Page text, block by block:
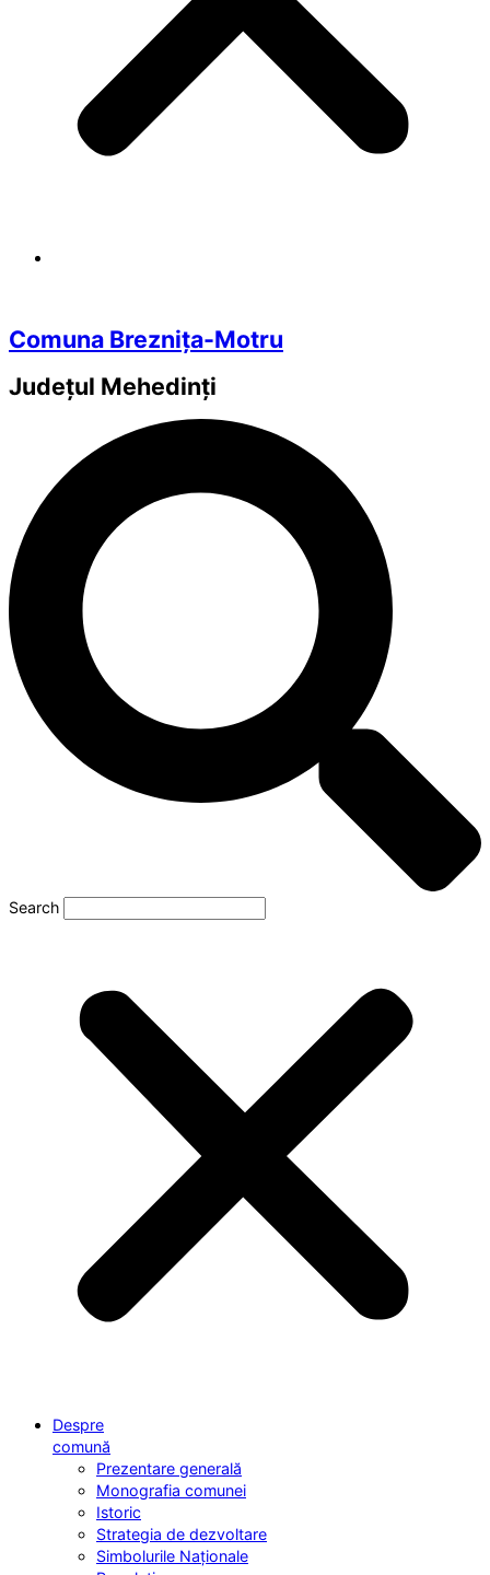
Comuna Breznița-Motru
Județul Mehedinți
Search
Despre
comună
Prezentare generală
Monografia comunei
Istoric
Strategia de dezvoltare
Simbolurile Naționale